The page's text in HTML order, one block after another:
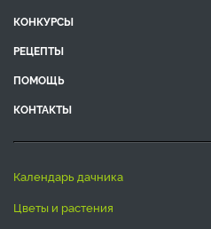
КОНКУРСЫ
РЕЦЕПТЫ
ПОМОЩЬ
КОНТАКТЫ
календарь дачника
цветы и растения